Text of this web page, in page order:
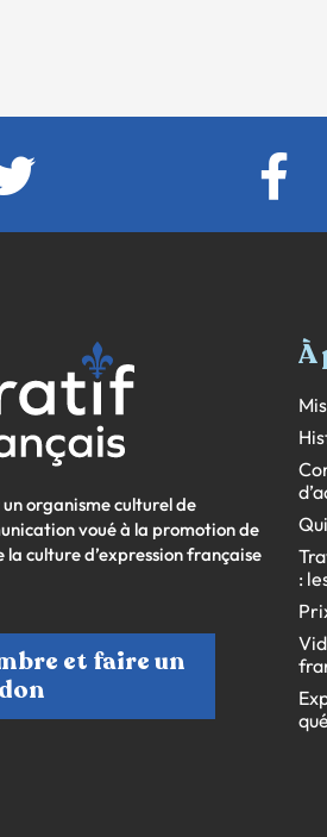
organisme culturel de
voué à la promotion de
culture d’expression française
et faire un
don
À
: